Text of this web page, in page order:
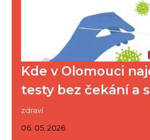
Kde v Olomouci
testy bez čekání a
zdraví
06. 05. 2026